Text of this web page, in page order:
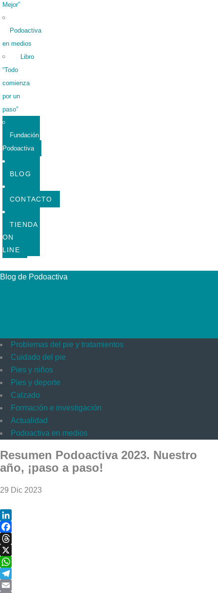
Mejor”
Podoactiva
en medios
Libro
“Todo
comienza
por un
paso”
Fundación
Podoactiva
BLOG
CONTACTO
TIENDA
ON
LINE
Blog de Podoactiva
Problemas del pie y tratamientos
Cuidado del pie
Pies y niños
Pies y deporte
Calzado
Formación e investigación
Actualidad
Podoactiva en medios
Resumen Podoactiva 2023. Nuestro
año, ¡paso a paso!
29 Dic 2023
LinkedIn
Facebook
Threads
X
WhatsApp
Telegram